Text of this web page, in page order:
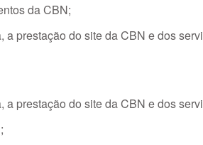
da CBN;
prestação do site da CBN e dos
prestação do site da CBN e dos